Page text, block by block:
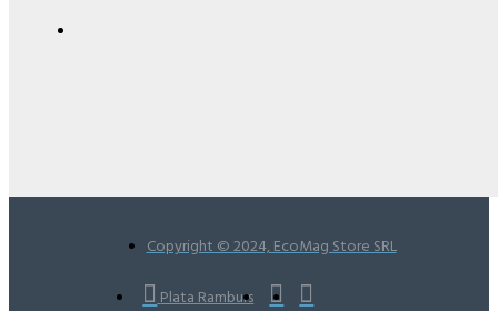
Copyright © 2024, EcoMag Store SRL
Plata Ramburs